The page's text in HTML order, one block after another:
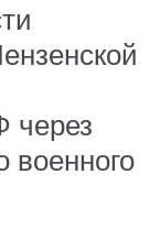
через
военного